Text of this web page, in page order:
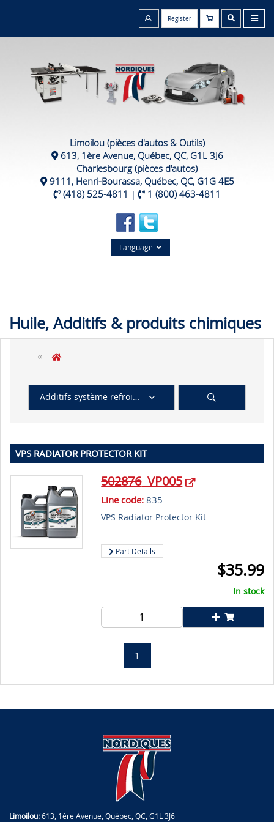
Register
Limoilou (pièces d'autos & Outils)
613, 1ère Avenue, Québec, QC, G1L 3J6
Charlesbourg (pièces d'autos)
9111, Henri-Bourassa, Québec, QC, G1G 4E5
(418) 525-4811 | 1 (800) 463-4811
Language
Huile, Additifs & produits chimiques
Additifs système refroidissement
VPS RADIATOR PROTECTOR KIT
502876VP005
Line code: 835
VPS Radiator Protector Kit
Part Details
$35.99
In stock
1
Limoilou:613, 1ère Avenue, Québec, QC, G1L 3J6